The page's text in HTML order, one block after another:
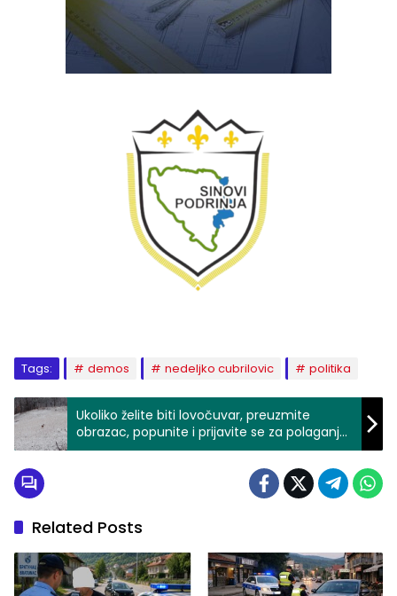
Tags: demos nedeljko cubrilovic politika
Ukoliko želite biti lovočuvar, preuzmite
obrazac, popunite i prijavite se za polaganje
ispita
Related Posts